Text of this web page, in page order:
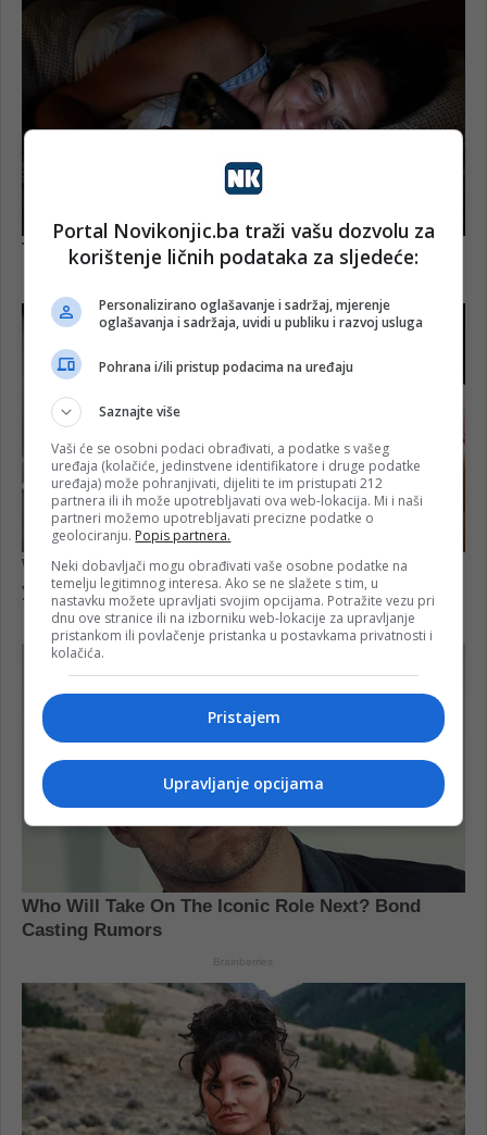
Portal Novikonjic.ba traži vašu dozvolu za
korištenje ličnih podataka za sljedeće:
Personalizirano oglašavanje i sadržaj, mjerenje
oglašavanja i sadržaja, uvidi u publiku i razvoj usluga
Pohrana i/ili pristup podacima na uređaju
Saznajte više
Vaši će se osobni podaci obrađivati, a podatke s vašeg
uređaja (kolačiće, jedinstvene identifikatore i druge podatke
uređaja) može pohranjivati, dijeliti te im pristupati 212
partnera ili ih može upotrebljavati ova web-lokacija. Mi i naši
partneri možemo upotrebljavati precizne podatke o
geolociranju. Popis partnera.
Neki dobavljači mogu obrađivati vaše osobne podatke na
temelju legitimnog interesa. Ako se ne slažete s tim, u
nastavku možete upravljati svojim opcijama. Potražite vezu pri
dnu ove stranice ili na izborniku web-lokacije za upravljanje
pristankom ili povlačenje pristanka u postavkama privatnosti i
kolačića.
Pristajem
Upravljanje opcijama